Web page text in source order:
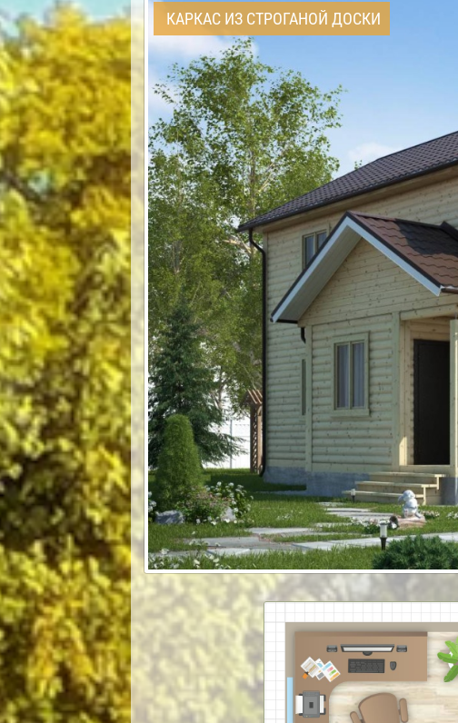
КАРКАС ИЗ СТРОГАНОЙ ДОСКИ